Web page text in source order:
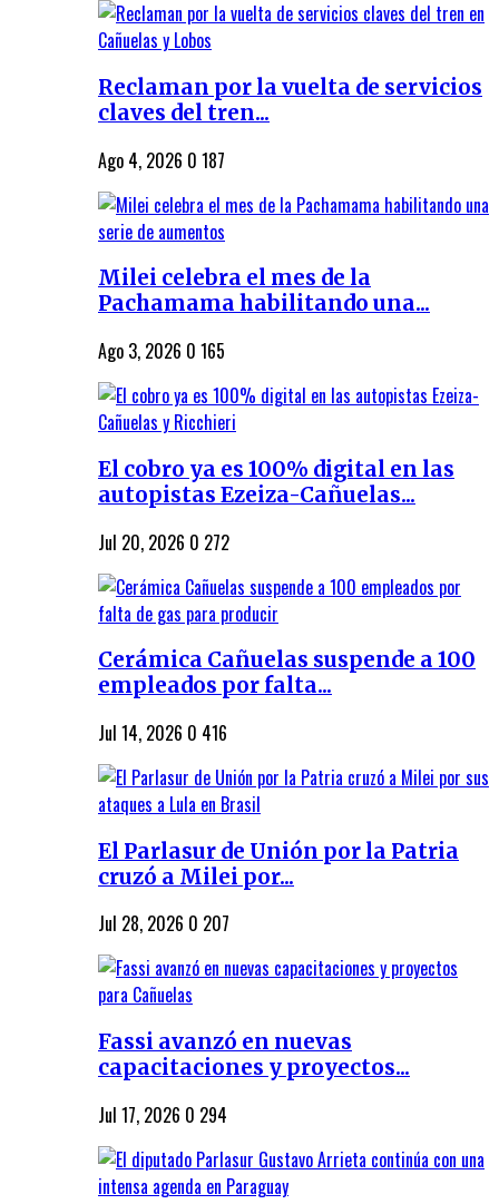
Reclaman por la vuelta de servicios
claves del tren...
Ago 4, 2026 0 187
Milei celebra el mes de la
Pachamama habilitando una...
Ago 3, 2026 0 165
El cobro ya es 100% digital en las
autopistas Ezeiza-Cañuelas...
Jul 20, 2026 0 272
Cerámica Cañuelas suspende a 100
empleados por falta...
Jul 14, 2026 0 416
El Parlasur de Unión por la Patria
cruzó a Milei por...
Jul 28, 2026 0 207
Fassi avanzó en nuevas
capacitaciones y proyectos...
Jul 17, 2026 0 294